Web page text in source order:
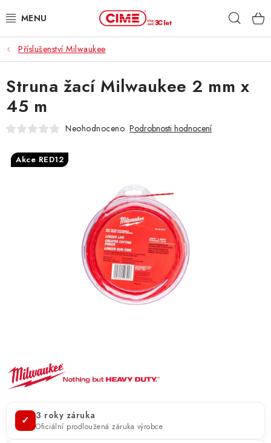
na
ZAHRADA, LES
DÍLNA, STAVBA
MILWAUKEE
OCHRANA OSOBNÍCH ÚDAJŮ
EXPEDICE ZBOŽÍ
Příslušenství Milwaukee
✓ 3 roky záruka
Oficiální prodloužená záruka výrobce
Struna žací Milwaukee 2 mm x
45 m
Neohodnoceno Podrobnosti hodnocení
Akce RED12